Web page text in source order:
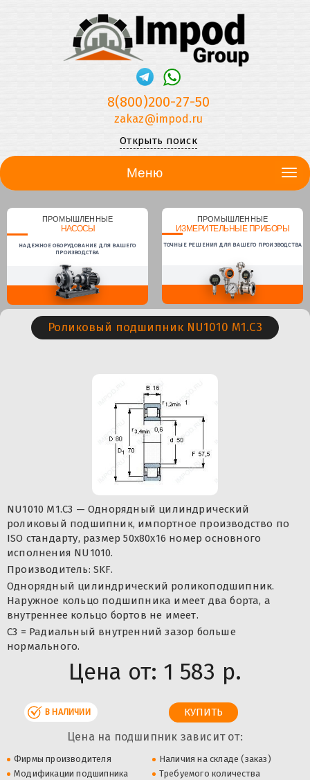
8(800)200-27-50
zakaz@impod.ru
Открыть поиск
Меню
ПРОМЫШЛЕННЫЕ
НАСОСЫ
НАДЕЖНОЕ ОБОРУДОВАНИЕ ДЛЯ ВАШЕГО
ПРОИЗВОДСТВА
ПРОМЫШЛЕННЫЕ
ИЗМЕРИТЕЛЬНЫЕ ПРИБОРЫ
ТОЧНЫЕ РЕШЕНИЯ ДЛЯ ВАШЕГО ПРОИЗВОДСТВА
Роликовый подшипник NU1010 M1.C3
NU1010 M1.C3 — Однорядный цилиндрический
роликовый подшипник, импортное производство по
ISO стандарту, размер 50x80x16 номер основного
исполнения NU1010.
Производитель: SKF.
Однорядный цилиндрический роликоподшипник.
Наружное кольцо подшипника имеет два борта, а
внутреннее кольцо бортов не имеет.
C3 = Радиальный внутренний зазор больше
нормального.
Цена от: 1 583 р.
В НАЛИЧИИ
Цена на подшипник зависит от:
Фирмы производителя
Наличия на складе (заказ)
Модификации подшипника
Требуемого количества